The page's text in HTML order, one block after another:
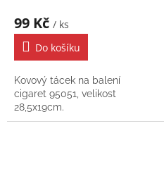
99 Kč / ks
Do košíku
Kovový tácek na balení
cigaret 95051, velikost
28,5x19cm.